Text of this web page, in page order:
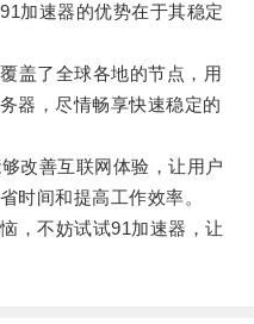
速器的优势在于其稳定
了全球各地的节点，用
器，尽情畅享快速稳定的
善互联网体验，让用户
时间和提高工作效率。
不妨试试91加速器，让